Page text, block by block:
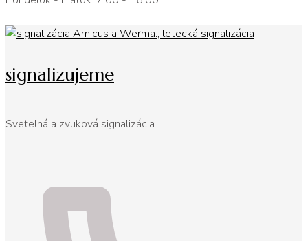
signalizujeme
Svetelná a zvuková signalizácia